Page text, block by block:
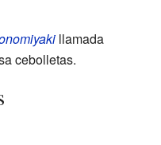
llamada
cebolletas.